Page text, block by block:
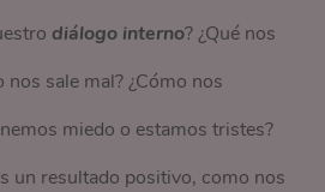
diálogo interno? ¿Qué nos
sale mal? ¿Cómo nos
miedo o estamos tristes?
un resultado positivo, como nos